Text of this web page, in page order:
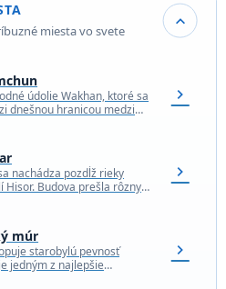
miesta vo svete expand_more
údolie Wakhan, ktoré sa
dnešnou hranicou medzi
chevron_right
nachádza pozdĺž rieky
Hisor. Budova prešla rôznymi
chevron_right
múr
starobylú pevnosť
jedným z najlepšie
chevron_right